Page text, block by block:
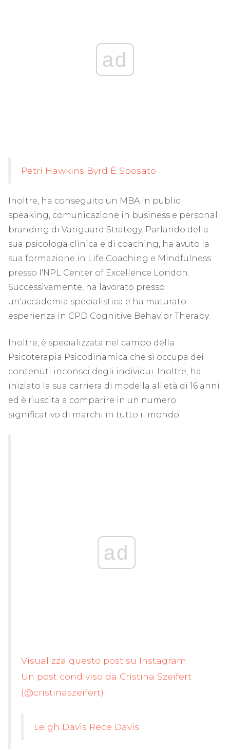
ad
Petri Hawkins Byrd È Sposato
Inoltre, ha conseguito un MBA in public
speaking, comunicazione in business e personal
branding di Vanguard Strategy. Parlando della
sua psicologa clinica e di coaching, ha avuto la
sua formazione in Life Coaching e Mindfulness
presso l'NPL Center of Excellence London.
Successivamente, ha lavorato presso
un'accademia specialistica e ha maturato
esperienza in CPD Cognitive Behavior Therapy.
Inoltre, è specializzata nel campo della
Psicoterapia Psicodinamica che si occupa dei
contenuti inconsci degli individui. Inoltre, ha
iniziato la sua carriera di modella all'età di 16 anni
ed è riuscita a comparire in un numero
significativo di marchi in tutto il mondo.
ad
Visualizza questo post su Instagram
Un post condiviso da Cristina Szeifert
(@cristinaszeifert)
Leigh Davis Rece Davis